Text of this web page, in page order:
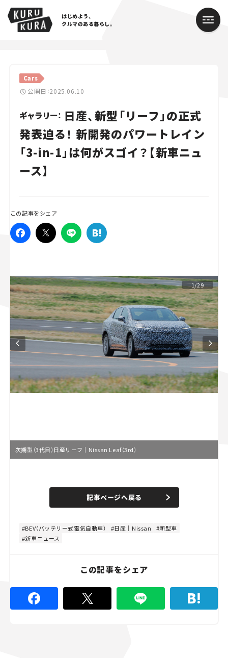
はじめよう、
クルマのある暮らし。
Cars
公開日：2025.06.10
ギャラリー： 日産、新型「リーフ」の正式
発表迫る！ 新開発のパワートレイン
「3-in-1」は何がスゴイ？【新車ニュ
ース】
この記事をシェア
1/29
次期型（3代目）日産リーフ｜Nissan Leaf（3rd）
n
e
d
8
記事ページへ戻る
BEV（バッテリー式電気自動車） 日産｜Nissan
新型車
新車ニュース
この記事をシェア
Cars
Lifestyle
Traffic
Special
Campaign
人気のハッシュタグ
スズキ ジムニー｜Suzuki Jimny